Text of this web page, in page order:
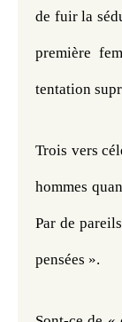
de fuir la
première
tentation
Trois vers
hommes
Par de
pensées ».